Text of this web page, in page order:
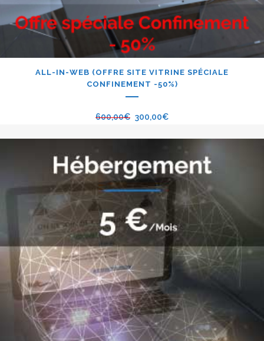
ALL-IN-WEB (OFFRE SITE VITRINE SPÉCIALE
CONFINEMENT -50%)
600,00€ 300,00€